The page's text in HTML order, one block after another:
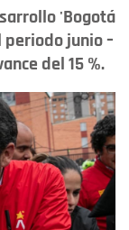
'Bogotá
periodo junio –
del 15 %.